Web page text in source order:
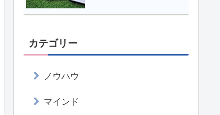
カテゴリー
ノウハウ
マインド